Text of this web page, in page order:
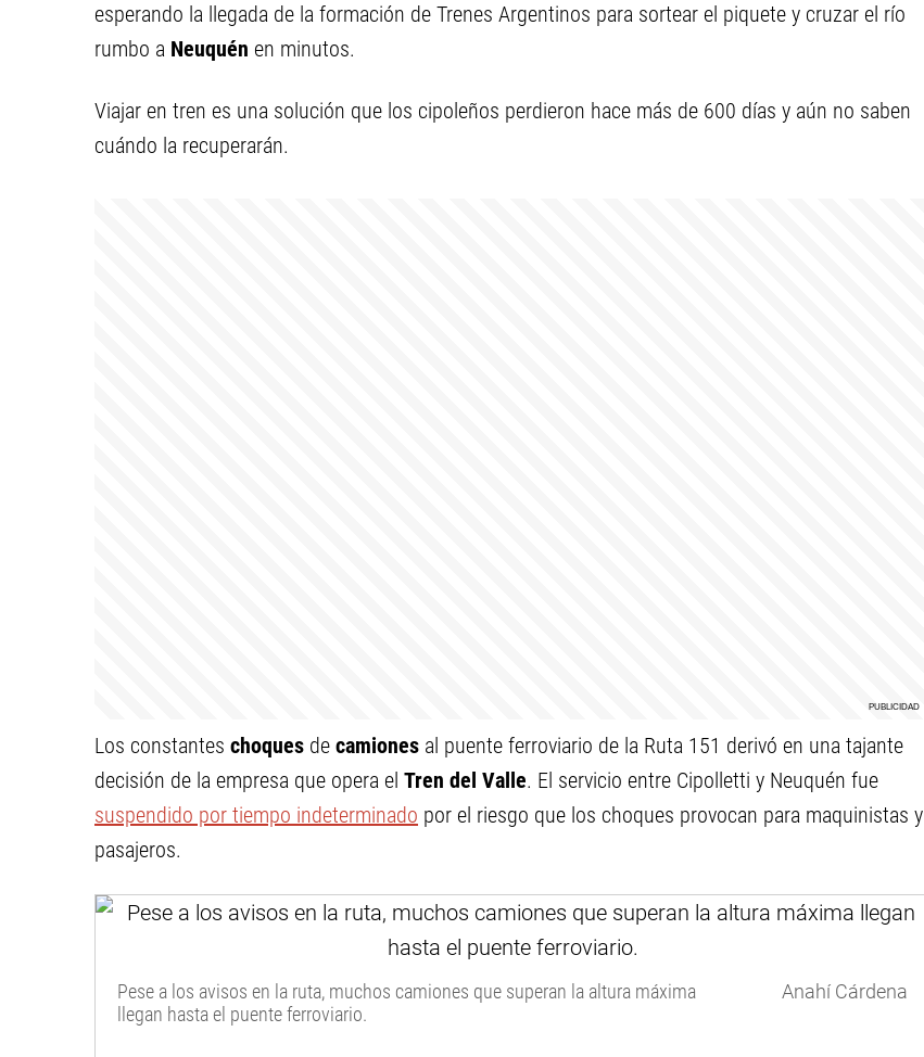
esperando la llegada de la formación de Trenes Argentinos para sortear el piquete y cruzar el río
rumbo a Neuquén en minutos.
Viajar en tren es una solución que los cipoleños perdieron hace más de 600 días y aún no saben
cuándo la recuperarán.
Los constantes choques de camiones al puente ferroviario de la Ruta 151 derivó en una tajante
decisión de la empresa que opera el Tren del Valle. El servicio entre Cipolletti y Neuquén fue
suspendido por tiempo indeterminado por el riesgo que los choques provocan para maquinistas y
pasajeros.
Pese a los avisos en la ruta, muchos camiones que superan la altura máxima
llegan hasta el puente ferroviario.
Anahí Cárdena